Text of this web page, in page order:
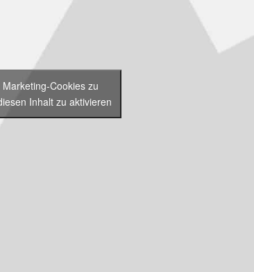
Cookies zu
Inhalt zu aktivieren